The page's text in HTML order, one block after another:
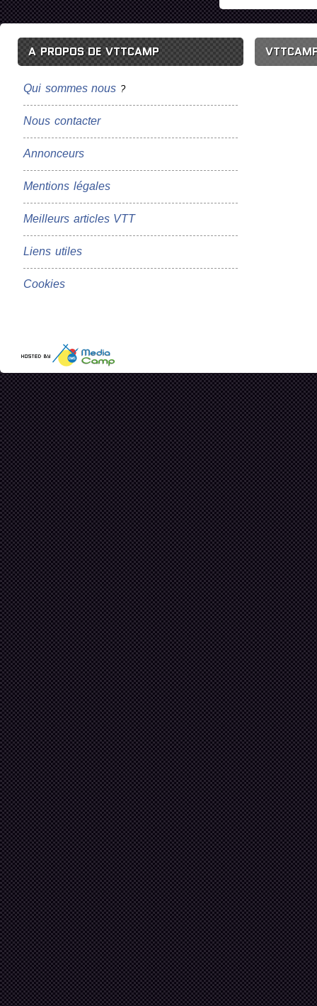
A PROPOS DE VTTCAMP
Qui sommes nous ?
Nous contacter
Annonceurs
Mentions légales
Meilleurs articles VTT
Liens utiles
Cookies